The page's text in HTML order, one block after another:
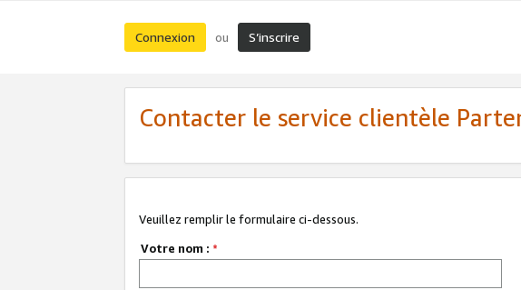
Connexion ou S’inscrire
Contacter le service clientèle
Veuillez remplir le formulaire ci-dessous.
Votre nom : *